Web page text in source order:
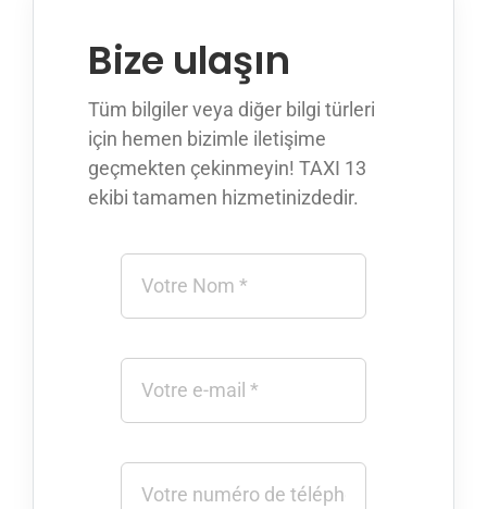
+33 3 88 36 13 13
Türkçe
Bize ulaşın
Tüm bilgiler veya diğer bilgi türleri
için hemen bizimle iletişime
geçmekten çekinmeyin! TAXI 13
ekibi tamamen hizmetinizdedir.